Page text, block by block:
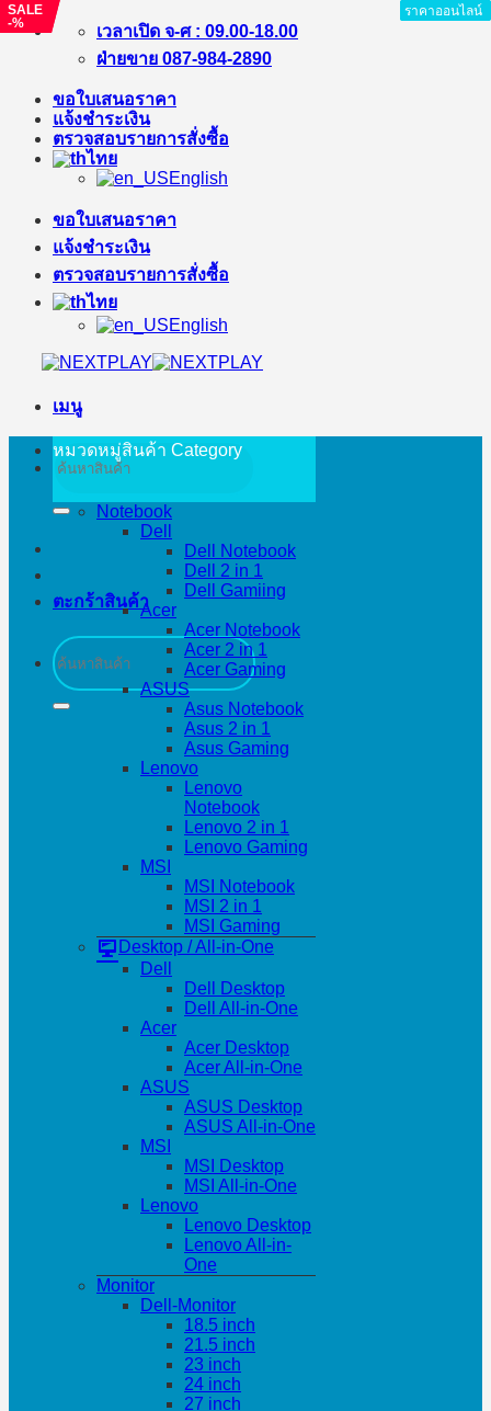
ข้าม
เนื้อหา
เวลาเปิด จ-ศ : 09.00-18.00
ฝ่ายขาย 087-984-2890
ขอใบเสนอราคา
แจ้งชำระเงิน
ตรวจสอบรายการสั่งซื้อ
ไทย
English
ขอใบเสนอราคา
แจ้งชำระเงิน
ตรวจสอบรายการสั่งซื้อ
ไทย
English
เมนู
ค้นหา:
ตะกร้าสินค้า
ค้นหา:
หมวดหมู่สินค้า Category
Notebook
Dell
Dell Notebook
Dell 2 in 1
Dell Gamiing
Acer
Acer Notebook
Acer 2 in 1
Acer Gaming
ASUS
Asus Notebook
Asus 2 in 1
Asus Gaming
Lenovo
Lenovo
Notebook
Lenovo 2 in 1
Lenovo Gaming
MSI
MSI Notebook
MSI 2 in 1
MSI Gaming
Desktop / All-in-One
Dell
Dell Desktop
Dell All-in-One
Acer
Acer Desktop
Acer All-in-One
ASUS
ASUS Desktop
ASUS All-in-One
MSI
MSI Desktop
MSI All-in-One
Lenovo
Lenovo Desktop
Lenovo All-in-
One
Monitor
Dell-Monitor
18.5 inch
21.5 inch
23 inch
24 inch
27 inch
ราคาออนไลน์
ราคาออนไลน์
SALE
-%
ราคาออนไลน์
SALE
-%
ราคาออนไลน์
ราคาออนไลน์